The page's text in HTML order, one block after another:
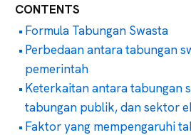
CONTENTS
Formula Tabungan Swasta
Perbedaan antara tabungan
pemerintah
Keterkaitan antara tabungan
tabungan publik, dan sektor
Faktor yang mempengaruhi